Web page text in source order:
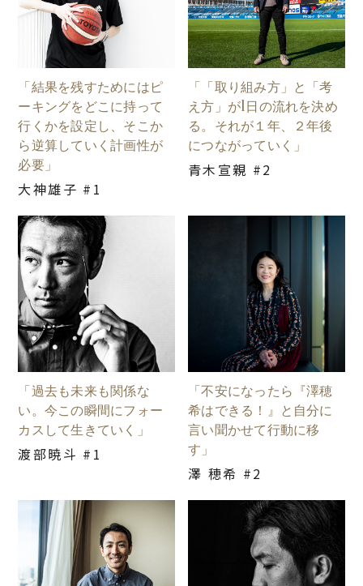
「結果を残すためにはピ
ーキングをどこに持って
行くかを設定し、そこか
ら逆算していく計画性が
必要」
大神雄子 #1
「「取り組み方」と「考
え方」が1日の流れを決め
る。それが１年、２年後
につながっていく」
青木宣親 #2
「過去も未来も関係な
い。今この瞬間にフォー
カスして生きていく」
渡部暁斗 #1
「不安になったら『澤穂
希はできる！』と自分に
言い聞かせて行動に移
す」
澤 穂希 #2